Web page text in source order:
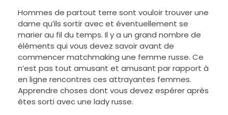
Hommes de partout terre sont vouloir trouver une
dame qu’ils sortir avec et éventuellement se
marier au fil du temps. Il y a un grand nombre de
éléments qui vous devez savoir avant de
commencer matchmaking une femme russe. Ce
n’est pas tout amusant et amusant par rapport à
en ligne rencontres ces attrayantes femmes.
Apprendre choses dont vous devez espérer après
êtes sorti avec une lady russe.